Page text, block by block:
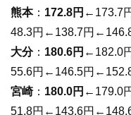
熊本： 172.8円 ←173.7
48.3円←138.7円
大分： 180.6円 ←182.0
55.6円←146.5円
宮崎： 180.0円 ←179.0
51.8円←143.6円